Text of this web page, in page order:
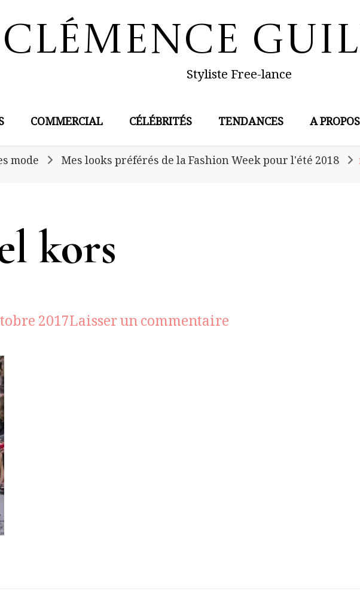
Clémence
Styliste Free-lance
COMMERCIAL CÉLÉBRITÉS TENDANCES A PROPOS
mode Mes looks préférés de la Fashion Week pour l'été 2018
kors
2017Laisser un commentaire